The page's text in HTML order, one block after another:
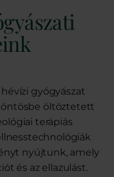
gyógyászat
öltöztetett
terápiás
nyújtunk, amely
és az ellazulást.